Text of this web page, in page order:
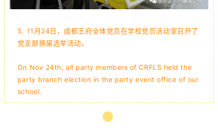
5. 11月24日，成都王府全体党员在学校党员活动室召开了
党支部换届选举活动。
On Nov 24th, all party members of CRFLS held the
party branch election in the party event office of our
school.